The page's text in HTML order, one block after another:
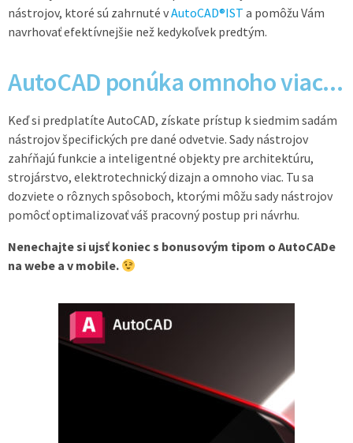
nástrojov, ktoré sú zahrnuté vAutoCAD®IST a pomôžu Vám
navrhovať efektívnejšie než kedykoľvek predtým.
AutoCAD ponúka omnoho viac...
Keď si predplatíte AutoCAD, získate prístup k siedmim sadám
nástrojov špecifických pre dané odvetvie. Sady nástrojov
zahŕňajú funkcie a inteligentné objekty pre architektúru,
strojárstvo, elektrotechnický dizajn a omnoho viac. Tu sa
dozviete o rôznych spôsoboch, ktorými môžu sady nástrojov
pomôcť optimalizovať váš pracovný postup pri návrhu.
Nenechajte si ujsť koniec s bonusovým tipom o AutoCADe
na webe a v mobile.